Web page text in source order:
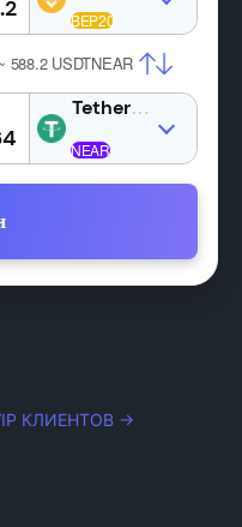
588.2 USDTNEAR
USDT
КЛИЕНТОВ →